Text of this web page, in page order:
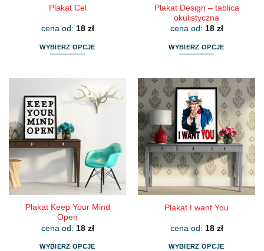
Plakat Cel
cena od: 18 zł
WYBIERZ OPCJE
wiele
wariantów.
Opcje
można
wybrać
na
stronie
produktu
Plakat Design – tablica
okulistyczna
cena od: 18 zł
WYBIERZ OPCJE
ma
wiele
wariantów.
Opcje
można
wybrać
na
stronie
produktu
Plakat Keep Your Mind
Open
cena od: 18 zł
WYBIERZ OPCJE
Plakat I want You
cena od: 18 zł
WYBIERZ OPCJE